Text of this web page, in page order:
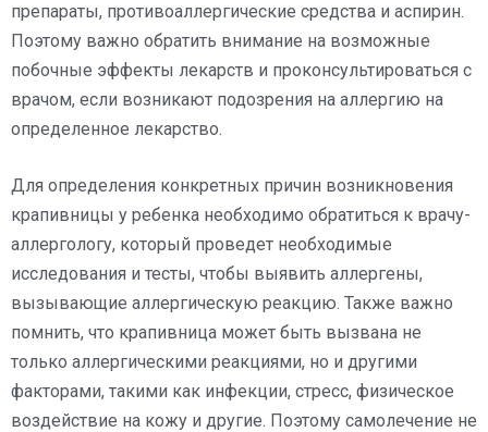
препараты, противоаллергические средства и аспирин.
Поэтому важно обратить внимание на возможные
побочные эффекты лекарств и проконсультироваться с
врачом, если возникают подозрения на аллергию на
определенное лекарство.
Для определения конкретных причин возникновения
крапивницы у ребенка необходимо обратиться к врачу-
аллергологу, который проведет необходимые
исследования и тесты, чтобы выявить аллергены,
вызывающие аллергическую реакцию. Также важно
помнить, что крапивница может быть вызвана не
только аллергическими реакциями, но и другими
факторами, такими как инфекции, стресс, физическое
воздействие на кожу и другие. Поэтому самолечение не